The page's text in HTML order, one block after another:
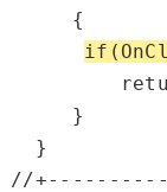
{
if
}
//